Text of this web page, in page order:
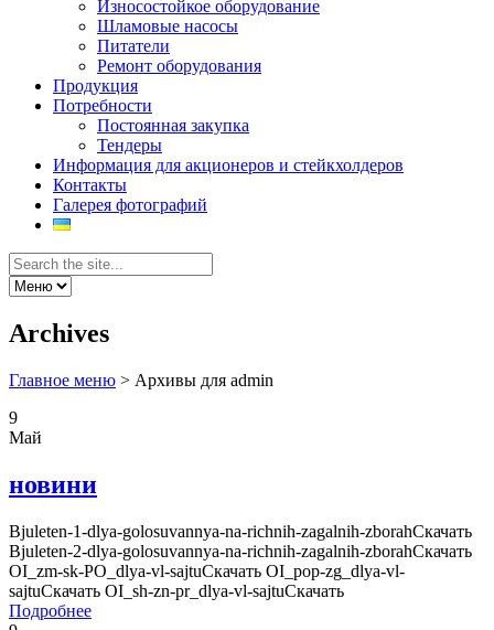
Износостойкое оборудование
Шламовые насосы
Питатели
Ремонт оборудования
Продукция
Потребности
Постоянная закупка
Тендеры
Информация для акционеров и стейкхолдеров
Контакты
Галерея фотографий
Archives
Главное меню > Архивы для admin
9
Май
новини
Bjuleten-1-dlya-golosuvannya-na-richnih-zagalnih-zborahСкачать
Bjuleten-2-dlya-golosuvannya-na-richnih-zagalnih-zborahСкачать
OI_zm-sk-PO_dlya-vl-sajtuСкачать OI_pop-zg_dlya-vl-
sajtuСкачать OI_sh-zn-pr_dlya-vl-sajtuСкачать
Подробнее